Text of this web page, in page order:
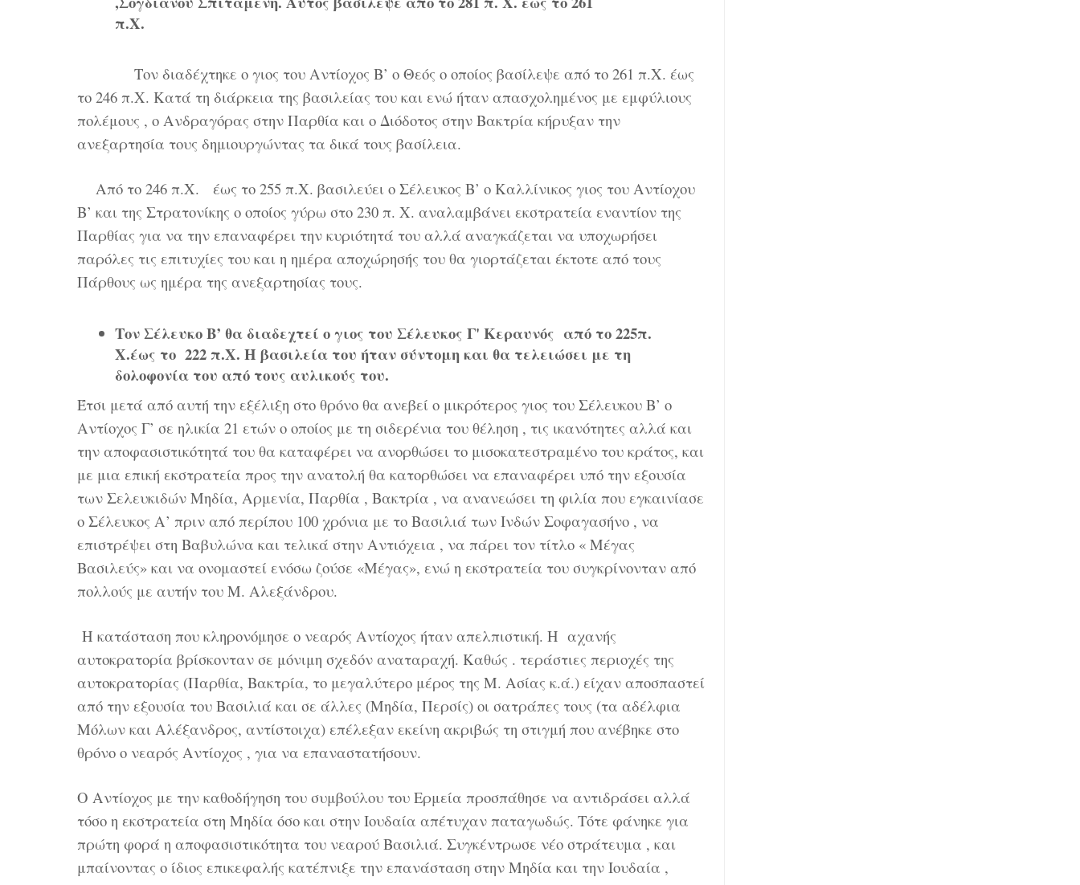
π.Χ.
Τον διαδέχτηκε ο γιος του Αντίοχος Β’ ο Θεός ο οποίος βασίλεψε από το 261 π.Χ. έως
το 246 π.Χ. Κατά τη διάρκεια της βασιλείας του και ενώ ήταν απασχολημένος με εμφύλιους
πολέμους , ο Ανδραγόρας στην Παρθία και ο Διόδοτος στην Βακτρία κήρυξαν την
ανεξαρτησία τους δημιουργώντας τα δικά τους βασίλεια.
Από το 246 π.Χ. έως το 255 π.Χ. βασιλεύει ο Σέλευκος Β’ ο Καλλίνικος γιος του Αντίοχου
Β’ και της Στρατονίκης ο οποίος γύρω στο 230 π. Χ. αναλαμβάνει εκστρατεία εναντίον της
Παρθίας για να την επαναφέρει την κυριότητά του αλλά αναγκάζεται να υποχωρήσει
παρόλες τις επιτυχίες του και η ημέρα αποχώρησής του θα γιορτάζεται έκτοτε από τους
Πάρθους ως ημέρα της ανεξαρτησίας τους.
Τον Σέλευκο Β’ θα διαδεχτεί ο γιος του Σέλευκος Γ' Κεραυνός από το 225π.
Χ.έως το 222 π.Χ. Η βασιλεία του ήταν σύντομη και θα τελειώσει με τη
δολοφονία του από τους αυλικούς του.
Έτσι μετά από αυτή την εξέλιξη στο θρόνο θα ανεβεί ο μικρότερος γιος του Σέλευκου Β’ ο
Αντίοχος Γ’ σε ηλικία 21 ετών ο οποίος με τη σιδερένια του θέληση , τις ικανότητες αλλά και
την αποφασιστικότητά του θα καταφέρει να ανορθώσει το μισοκατεστραμένο του κράτος, και
με μια επική εκστρατεία προς την ανατολή θα κατορθώσει να επαναφέρει υπό την εξουσία
των Σελευκιδών Μηδία, Αρμενία, Παρθία , Βακτρία , να ανανεώσει τη φιλία που εγκαινίασε
ο Σέλευκος Α’ πριν από περίπου 100 χρόνια με το Βασιλιά των Ινδών Σοφαγασήνο , να
επιστρέψει στη Βαβυλώνα και τελικά στην Αντιόχεια , να πάρει τον τίτλο « Μέγας
Βασιλεύς» και να ονομαστεί ενόσω ζούσε «Μέγας», ενώ η εκστρατεία του συγκρίνονταν από
πολλούς με αυτήν του Μ. Αλεξάνδρου.
Η κατάσταση που κληρονόμησε ο νεαρός Αντίοχος ήταν απελπιστική. Η αχανής
αυτοκρατορία βρίσκονταν σε μόνιμη σχεδόν αναταραχή. Καθώς . τεράστιες περιοχές της
αυτοκρατορίας (Παρθία, Bακτρία, το μεγαλύτερο μέρος της M. Aσίας κ.ά.) είχαν αποσπαστεί
από την εξουσία του Βασιλιά και σε άλλες (Mηδία, Περσίς) οι σατράπες τους (τα αδέλφια
Mόλων και Aλέξανδρος, αντίστοιχα) επέλεξαν εκείνη ακριβώς τη στιγμή που ανέβηκε στο
θρόνο ο νεαρός Αντίοχος , για να επαναστατήσουν.
Ο Αντίοχος με την καθοδήγηση του συμβούλου του Ερμεία προσπάθησε να αντιδράσει αλλά
τόσο η εκστρατεία στη Μηδία όσο και στην Ιουδαία απέτυχαν παταγωδώς. Τότε φάνηκε για
πρώτη φορά η αποφασιστικότητα του νεαρού Βασιλιά. Συγκέντρωσε νέο στράτευμα , και
μπαίνοντας ο ίδιος επικεφαλής κατέπνιξε την επανάσταση στην Μηδία και την Ιουδαία ,